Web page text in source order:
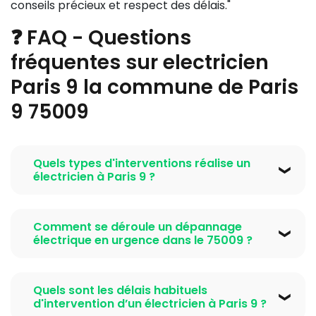
conseils précieux et respect des délais."
❓ FAQ - Questions
fréquentes sur electricien
Paris 9 la commune de Paris
9 75009
Quels types d'interventions réalise un
électricien à Paris 9 ?
intervient sur plusieurs types de prestations :
installation électrique complète, rénovation
installation ou remplacement de tableau électrique,
pose de prises électriques, installation éclairage
Comment se déroule un dépannage
électrique en urgence dans le 75009 ?
commune de Paris 9 75009, notre electricien Paris 9
réagit généralement en moins de deux heures. Après
Quels sont les délais habituels
d'intervention d’un électricien à Paris 9 ?